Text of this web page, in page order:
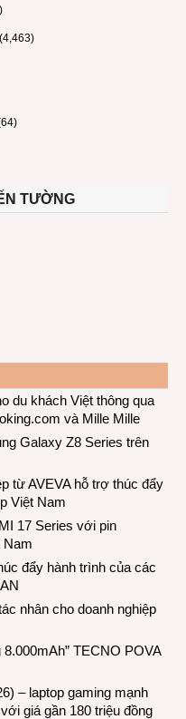
(4,463)
TƯỜNG
du khách Việt thông qua
và Mille Mille
Galaxy Z8 Series trên
từ AVEVA hỗ trợ thúc đẩy
Việt Nam
17 Series với pin
Nam
đẩy hành trình của các
nhân cho doanh nghiệp
TECNO POVA
– laptop gaming mạnh
giá gần 180 triệu đồng